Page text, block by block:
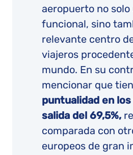
aeropuerto no
funcional, sino
relevante centro
viajeros
mundo. En su
mencionar que
puntualidad en
salida del 69,5%,
comparada con
europeos de gran